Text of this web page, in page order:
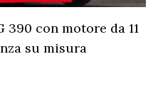
390 con motore da 11
su misura